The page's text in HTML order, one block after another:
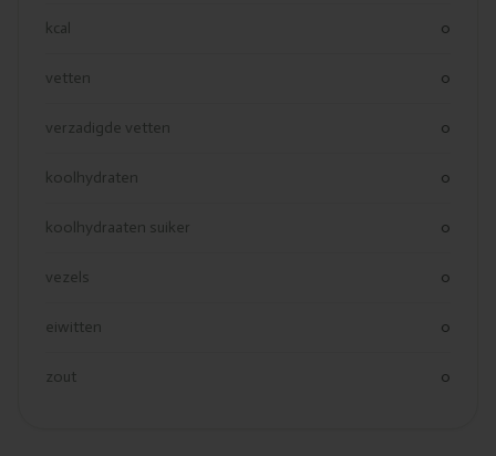
kcal 0
vetten 0
verzadigde vetten 0
koolhydraten 0
koolhydraaten suiker 0
vezels 0
eiwitten 0
zout 0